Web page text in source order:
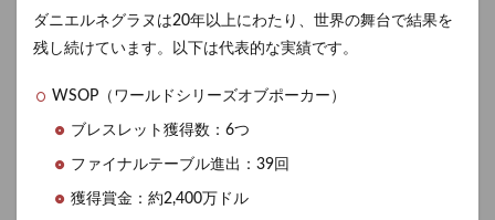
ダニエルネグラヌは20年以上にわたり、世界の舞台で結果を
残し続けています。以下は代表的な実績です。
WSOP（ワールドシリーズオブポーカー）
ブレスレット獲得数：6つ
ファイナルテーブル進出：39回
獲得賞金：約2,400万ドル